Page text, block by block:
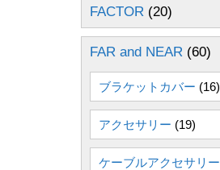
FACTOR (20)
FAR and NEAR (60)
ブラケットカバー (16)
アクセサリー (19)
ケーブルアクセサリー